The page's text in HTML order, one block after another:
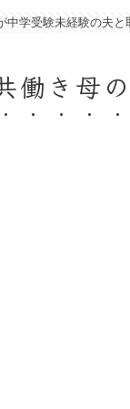
中学受験未経験の夫と
働き母